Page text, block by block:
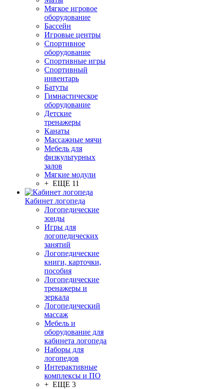
Мягкое игровое
оборудование
Бассейн
Игровые центры
Спортивное
оборудование
Спортивные игры
Спортивный
инвентарь
Батуты
Гимнастическое
оборудование
Детские
тренажеры
Канаты
Массажные мячи
Мебель для
физкультурных
залов
Мягкие модули
+ ЕЩЕ 11
Кабинет логопеда
Логопедические
зонды
Игры для
логопедических
занятий
Логопедические
книги, карточки,
пособия
Логопедические
тренажеры и
зеркала
Логопедический
массаж
Мебель и
оборудование для
кабинета логопеда
Наборы для
логопедов
Интерактивные
комплексы и ПО
+ ЕЩЕ 3